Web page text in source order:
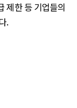
제한 등 기업들의
.